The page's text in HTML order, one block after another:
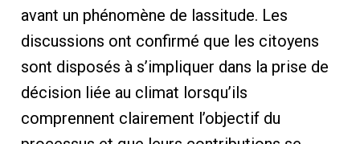
avant un phénomène de lassitude. Les
discussions ont confirmé que les citoyens
sont disposés à s’impliquer dans la prise de
décision liée au climat lorsqu’ils
comprennent clairement l’objectif du